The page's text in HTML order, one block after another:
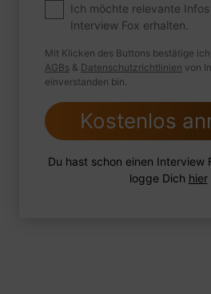
Wie sind Sie mit einer
umgegangen, in der Sie
leistungsschwachen
Ich möchte relevante
Interview Fox erhalten.
Mit Klicken des Buttons bestätige
AGBs & Datenschutzrichtlinien von
einverstanden bin.
Kostenlos
Du hast schon einen Interview
logge Dich hier